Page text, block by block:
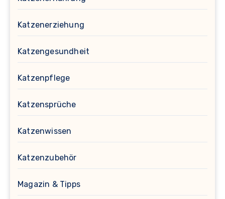
Katzenerziehung
Katzengesundheit
Katzenpflege
Katzensprüche
Katzenwissen
Katzenzubehör
Magazin & Tipps